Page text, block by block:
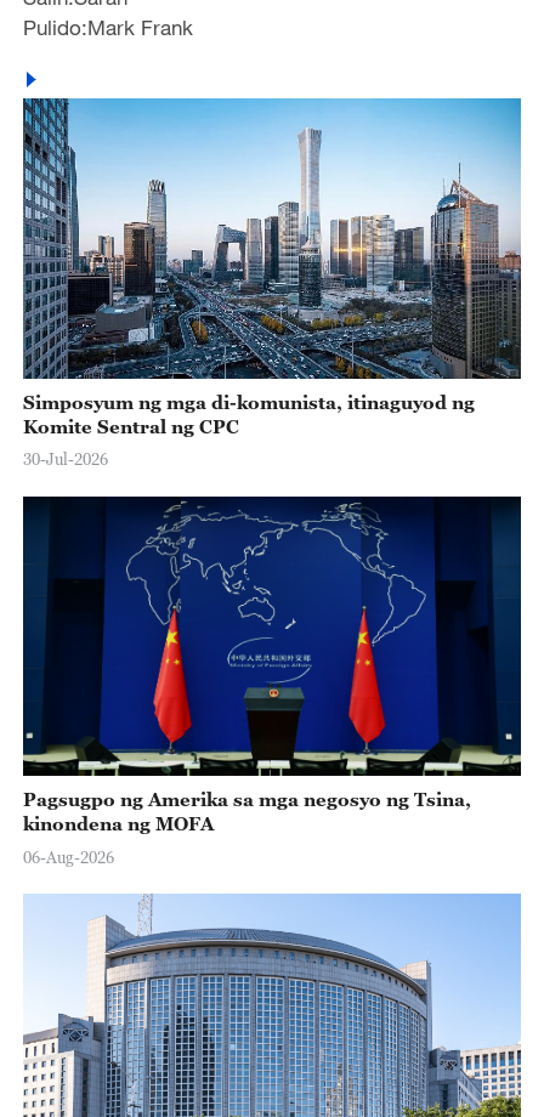
Pulido:Mark Frank
Simposyum ng mga di-komunista, itinaguyod ng
Komite Sentral ng CPC
30-Jul-2026
Pagsugpo ng Amerika sa mga negosyo ng Tsina,
kinondena ng MOFA
06-Aug-2026